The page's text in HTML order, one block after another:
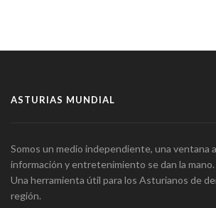
ASTURIAS MUNDIAL
Somos un medio independiente, una ventana
información y entretenimiento se dan la mano.
Una herramienta útil para los Asturianos de
región.